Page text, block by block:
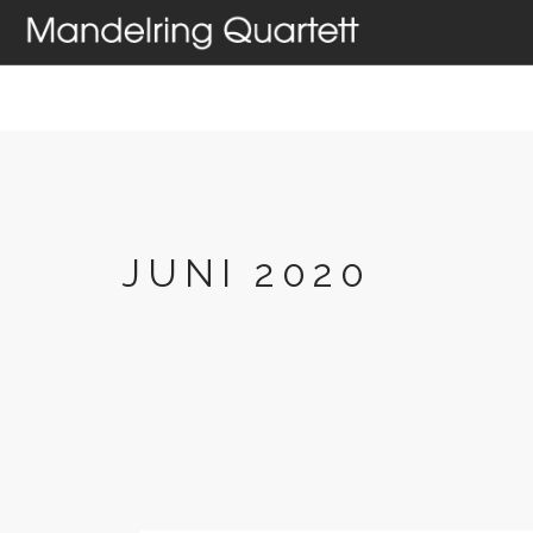
JUNI 2020